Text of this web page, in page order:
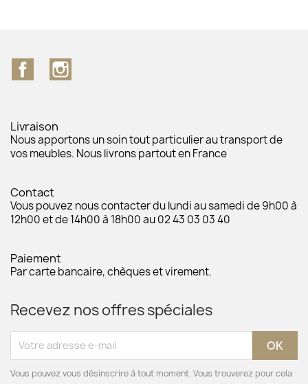
Facebook
Livraison
Nous apportons un soin tout particulier au transport de
vos meubles. Nous livrons partout en France
Contact
Vous pouvez nous contacter du lundi au samedi de 9h00 à
12h00 et de 14h00 à 18h00 au 02 43 03 03 40
Paiement
Par carte bancaire, chèques et virement.
Recevez nos offres spéciales
Vous pouvez vous désinscrire à tout moment. Vous trouverez pour cela